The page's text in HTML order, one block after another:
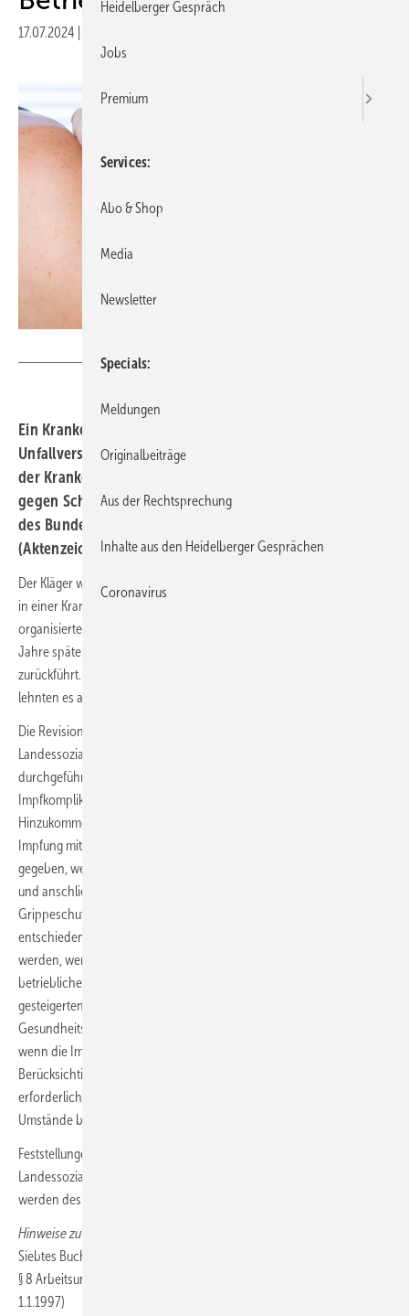
17.07.2024
Ein Krankenhauskoch kann unter
Unfallversicherungsschutz stehen, wenn er an einer von
der Krankenhausverwaltung angebotenen Impfung
gegen Schweinegrippe teilnimmt. Dies hat der 2. Senat
des Bundessozialgerichts heute entschieden
(Aktenzeichen B 2 U 3/22 R).
Der Kläger war als Mitarbeiter einer Catering GmbH Gastronomieleiter
in einer Krankenhausküche. Er nahm an einer vom Krankenhaus
organisierten Impfung gegen Schweinegrippe (Influenza A/H1N1 ) teil.
Jahre später traten Fieberschübe auf, die der Kläger auf die Impfung
zurückführt. Die beklagte Berufsgenossenschaft und die Vorinstanzen
lehnten es ab, einen Arbeitsunfall festzustellen.
Die Revision des Klägers war im Sinne der Zurückverweisung an das
Landessozialgericht erfolgreich. Auch eine planmäßig und freiwillig
durchgeführte Impfung kann ein Unfallereignis sein, wenn sie zu einer
Impfkomplikation und einem Gesund-heitserstschaden führt.
Hinzukommen muss ein innerer Zusammenhang der konkreten
Impfung mit der versicherten Tätigkeit. Dieser ist nicht schon dann
gegeben, wenn die Impfung vom Arbeitgeber empfohlen, finanziert
und anschließend im Betrieb durchgeführt wird. Für allgemeine
Grippeschutzimpfungen im Betrieb hat der Senat dies bereits
entschieden. Ein innerer Zusammenhang kann aber angenommen
werden, wenn die Teilnahme an der Impfung wesentlich
betrieblichen Zwecken dient. In einem Krankenhaus mit einem
gesteigerten Interesse an einem möglichst umfassenden
Gesundheitsschutz für Patienten kann dies auch dann der Fall sein,
wenn die Impfung aufgrund des Beschäftigungsverhältnisses unter
Berücksichtigung der Empfehlungen der Ständigen Impfkommission
erforderlich war oder der Beschäftigte dies aufgrund besonderer
Umstände berechtigterweise annehmen durfte.
Feststellungen zu diesen besonderen Umständen hat das
Landessozialgericht nicht getroffen. Die fehlenden Feststellungen
werden deshalb nachzuholen sein.
Hinweise zur Rechtslage:
Siebtes Buch Sozialgesetzbuch – Gesetzliche Unfallversicherung
§ 8 Arbeitsunfall (idF des Gesetzes vom 7.8.1996, BGBl. I S. 1254 mWv
1.1.1997)
Heidelberger Gespräch
Jobs
Premium
Services
Abo & Shop
Media
Newsletter
Specials
Meldungen
Originalbeiträge
Aus der Rechtsprechung
Inhalte aus den Heidelberger Gesprächen
Coronavirus